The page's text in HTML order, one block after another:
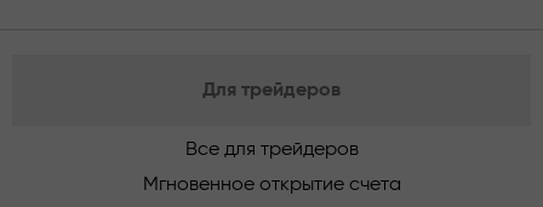
Для трейдеров
Все для трейдеров
Мгновенное открытие счета